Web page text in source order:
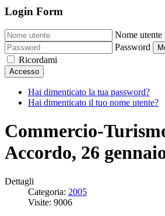
Login Form
Nome utente
Password
Ricordami
Accesso
Hai dimenticato la tua password?
Hai dimenticato il tuo nome utente?
Commercio-
Accordo, 26
Dettagli
Categoria: 2005
Visite: 9006